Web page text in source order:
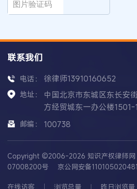
联系我们
电话： 徐律师13910160652
地址：
中国北京市东城区东长安
方经贸城东一办公楼
邮编： 100738
Copyright ©2006-2026 知识产权律师网
07008200号
京公网安备
在线访客 浏览总量 昨日浏览量